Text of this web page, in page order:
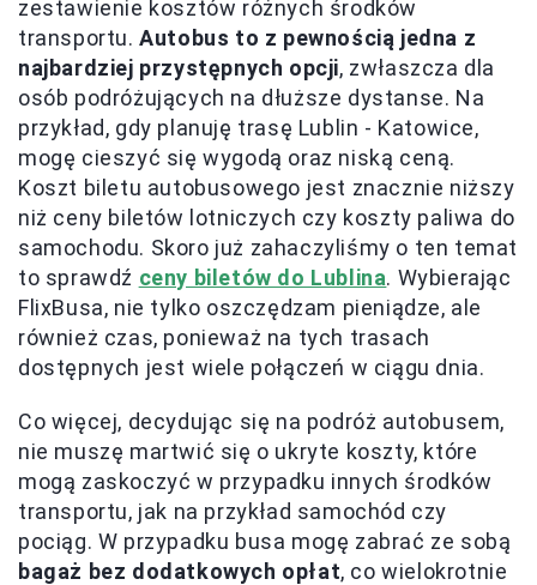
zestawienie kosztów różnych środków
transportu.Autobus to z pewnością jedna z
najbardziej przystępnych opcji, zwłaszcza dla
osób podróżujących na dłuższe dystanse. Na
przykład, gdy planuję trasę Lublin - Katowice,
mogę cieszyć się wygodą oraz niską ceną.
Koszt biletu autobusowego jest znacznie niższy
niż ceny biletów lotniczych czy koszty paliwa do
samochodu. Skoro już zahaczyliśmy o ten temat
to sprawdź ceny biletów do Lublina. Wybierając
FlixBusa, nie tylko oszczędzam pieniądze, ale
również czas, ponieważ na tych trasach
dostępnych jest wiele połączeń w ciągu dnia.
Co więcej, decydując się na podróż autobusem,
nie muszę martwić się o ukryte koszty, które
mogą zaskoczyć w przypadku innych środków
transportu, jak na przykład samochód czy
pociąg. W przypadku busa mogę zabrać ze sobą
bagaż bez dodatkowych opłat, co wielokrotnie